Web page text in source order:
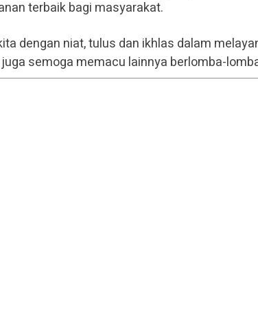
terbaik bagi masyarakat.
dengan niat, tulus dan ikhlas dalam
semoga memacu lainnya berlomba-